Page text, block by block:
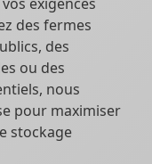
des fermes
des
ou des
nous
pour maximiser
stockage